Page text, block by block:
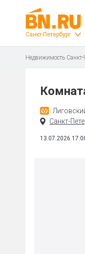
Санкт-Петербург
Недвижимость Санкт-
Санкт-
13.07.2026